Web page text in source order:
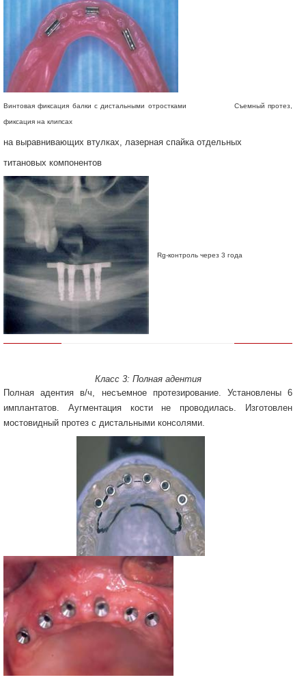
Винтовая фиксация балки с дистальными отростками Съемный протез,
фиксация на клипсах
на выравнивающих втулках, лазерная спайка отдельных
титановых компонентов
Rg-контроль через 3 года
Класс 3: Полная адентия
Полная адентия в/ч, несъемное протезирование. Установлены 6
имплантатов. Аугментация кости не проводилась. Изготовлен
мостовидный протез с дистальными консолями.